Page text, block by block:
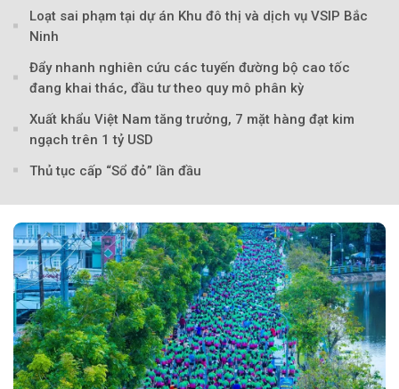
Loạt sai phạm tại dự án Khu đô thị và dịch vụ VSIP Bắc
Ninh
Đẩy nhanh nghiên cứu các tuyến đường bộ cao tốc
đang khai thác, đầu tư theo quy mô phân kỳ
Xuất khẩu Việt Nam tăng trưởng, 7 mặt hàng đạt kim
ngạch trên 1 tỷ USD
Thủ tục cấp “Sổ đỏ” lần đầu